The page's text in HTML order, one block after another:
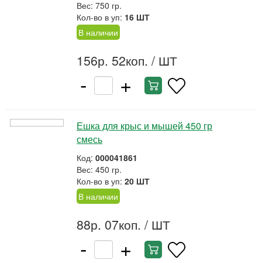
Вес: 750 гр.
Кол-во в уп: 16 ШТ
В наличии
156р. 52коп. / ШТ
- +
Ешка для крыс и мышей 450 гр
смесь
Код: 000041861
Вес: 450 гр.
Кол-во в уп: 20 ШТ
В наличии
88р. 07коп. / ШТ
- +